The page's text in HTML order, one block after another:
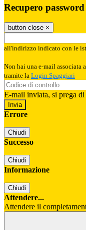
Recupero password
button close ×
all'indirizzo indicato con le
Non hai una e-mail associata
tramite la Login Spaggiari
E-mail inviata, si prega
Errore
Chiudi
Successo
Chiudi
Informazione
Chiudi
Attendere...
Attendere il